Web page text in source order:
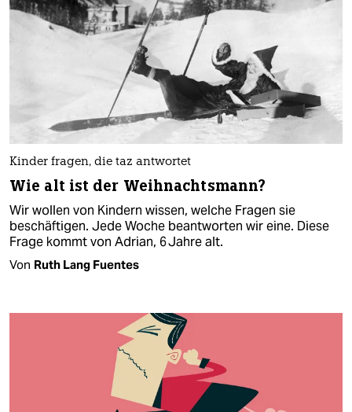
Kinder fragen, die taz antwortet
Wie alt ist der Weihnachts­mann?
Wir wollen von Kindern wissen, welche Fragen sie
beschäftigen. Jede Woche beantworten wir eine. Diese
Frage kommt von Adrian, 6 Jahre alt.
Von Ruth Lang Fuentes